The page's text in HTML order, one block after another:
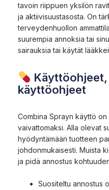
tavoin riippuen yksilön
ja aktiivisuustasosta. On
terveydenhuollon
suurempia annoksia tai
sairauksia tai käytät
käyttöohjeet
Combina Sprayn käyttö
vaivattomaksi. Alla olevat
hyödyntämään tuotteen
johdonmukaisesti. Muista
ja pidä annostus
Suositeltu annostus